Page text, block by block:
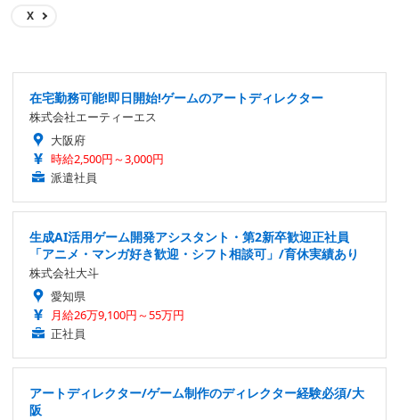
X
在宅勤務可能!即日開始!ゲームのアートディレクター
株式会社エーティーエス
大阪府
時給2,500円～3,000円
派遣社員
生成AI活用ゲーム開発アシスタント・第2新卒歓迎正社員
「アニメ・マンガ好き歓迎・シフト相談可」/育休実績あり
株式会社大斗
愛知県
月給26万9,100円～55万円
正社員
アートディレクター/ゲーム制作のディレクター経験必須/大
阪